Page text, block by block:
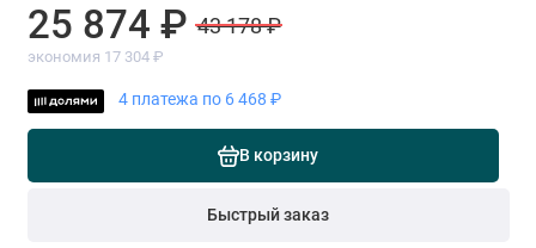
25 874 ₽ 43 178 ₽
экономия 17 304 ₽
4 платежа по 6 468 ₽
В корзину
Быстрый заказ